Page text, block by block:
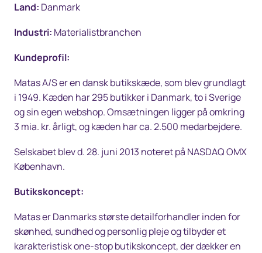
​Land: Danm​ark
Industri: Materialistbranchen
Kundeprofil:
Matas A/S er en dansk butikskæde, som blev grundlagt
i 1949. Kæden har 295 butikker i Danmark, to i Sverige
og sin egen webshop. Omsætningen ligger på omkring
3 mia. kr. årligt, og kæden har ca. 2.500 medarbejdere.
Selskabet blev d. 28. juni 2013 noteret på NASDAQ OMX
København.
Butikskoncept:
Matas er Danmarks største detailforhandler inden for
skønhed, sundhed og personlig pleje og tilbyder et
karakteristisk one-stop butikskoncept, der dækker en